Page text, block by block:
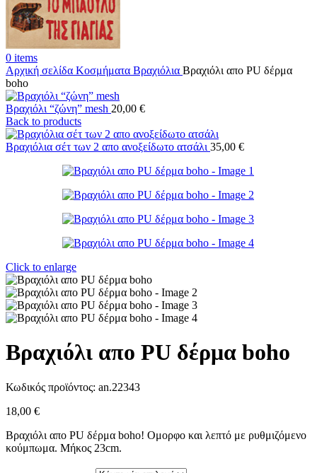
0 items
Αρχική σελίδα Κοσμήματα Βραχιόλια Βραχιόλι απο PU δέρμα
boho
Βραχιόλι “ζώνη” mesh 20,00 €
Back to products
Βραχιόλια σέτ των 2 απο ανοξείδωτο ατσάλι 35,00 €
Click to enlarge
Βραχιόλι απο PU δέρμα boho
Κωδικός προϊόντος: an.22343
18,00 €
Βραχιόλι απο PU δέρμα boho! Ομορφο και λεπτό με ρυθμιζόμενο
κούμπωμα. Μήκος 23cm.